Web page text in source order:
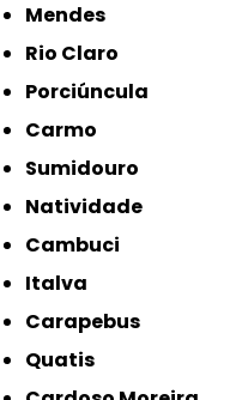
Mendes
Rio Claro
Porciúncula
Carmo
Sumidouro
Natividade
Cambuci
Italva
Carapebus
Quatis